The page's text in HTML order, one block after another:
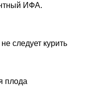
ИФА.
следует курить
плода